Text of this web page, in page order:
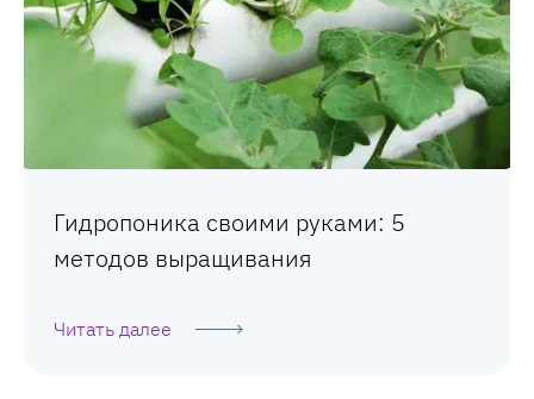
Гидропоника своими руками: 5
методов выращивания
Читать далее